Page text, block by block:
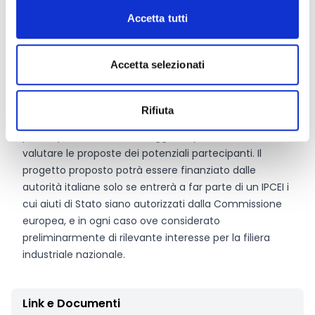
Accetta tutti
Accetta selezionati
Rifiuta
titolare unico del progetto, dei costi e dei ricavi ad
esso attribuibili e beneficiario diretto dell’aiuto.
Entità del contributo
valutare le proposte dei potenziali partecipanti. Il
progetto proposto potrà essere finanziato dalle
autorità italiane solo se entrerà a far parte di un IPCEI i
cui aiuti di Stato siano autorizzati dalla Commissione
europea, e in ogni caso ove considerato
preliminarmente di rilevante interesse per la filiera
industriale nazionale.
Link e Documenti